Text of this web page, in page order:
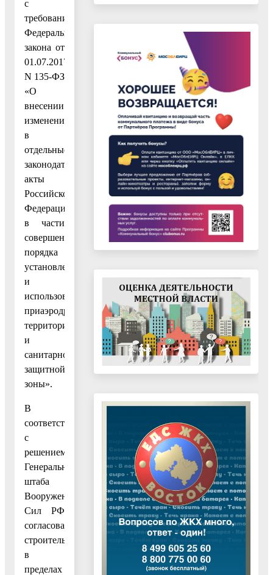
с
требованиями
Федерального
закона от
01.07.2017
N 135-ФЗ
«О
внесении
изменений
в
отдельные
законодательные
акты
Российской
Федерации
в части
совершенствования
порядка
установления
и
использования
приаэродромной
территории
и
санитарно-
защитной
зоны».
В
соответствии
с
решением
Генерального
штаба
Вооруженных
Сил РФ
согласования
строительства
в
пределах